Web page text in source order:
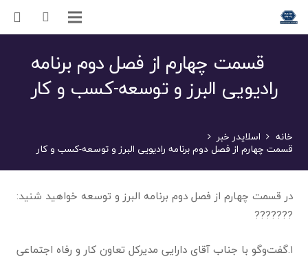
قسمت چهارم از فصل دوم برنامه
رادیویی البرز و توسعه-کسب و کار
خانه اسلایدر خبر
قسمت چهارم از فصل دوم برنامه رادیویی البرز و توسعه-کسب و کار
در قسمت چهارم از فصل دوم برنامه البرز و توسعه خواهید شنید:
??????️?️
۱.گفت‌وگو با جناب آقای دارایی مدیرکل تعاون کار و رفاه اجتماعی